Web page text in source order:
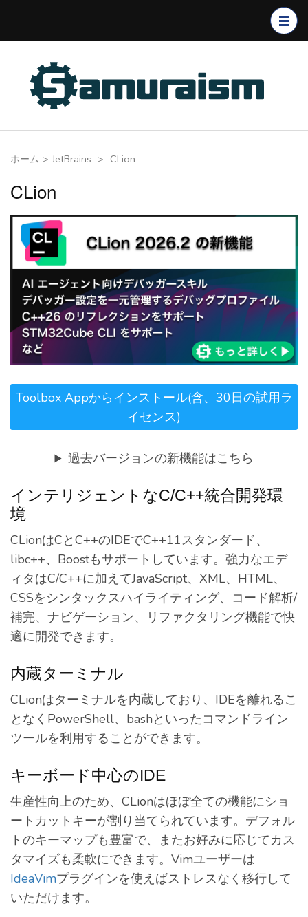
ッ
(Enter
ホーム > JetBrains > CLion
CLion
Toolbox Appからインストール(含、30日の試用ラ
イセンス)
過去バージョンの新機能はこちら
インテリジェントなC/C++統合開発環
境
CLionはCとC++のIDEでC++11スタンダード、
libc++、Boostもサポートしています。強力なエデ
ィタはC/C++に加えてJavaScript、XML、HTML、
CSSをシンタックスハイライティング、コード解析/
補完、ナビゲーション、リファクタリング機能で快
適に開発できます。
内蔵ターミナル
CLionはターミナルを内蔵しており、IDEを離れるこ
となくPowerShell、bashといったコマンドライン
ツールを利用することができます。
キーボード中心のIDE
生産性向上のため、CLionはほぼ全ての機能にショ
ートカットキーが割り当てられています。デフォル
トのキーマップも豊富で、またお好みに応じてカス
タマイズも柔軟にできます。Vimユーザーは
IdeaVimプラグインを使えばストレスなく移行して
いただけます。